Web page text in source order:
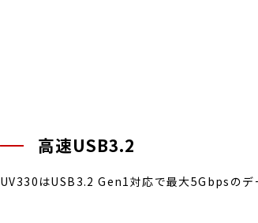
高速USB3.2
UV330はUSB3.2 Gen1対応で最大5Gbpsのデ